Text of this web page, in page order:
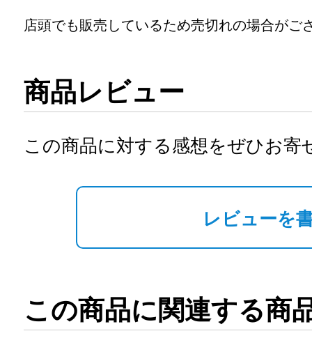
店頭でも販売しているため売切れの場合がご
商品レビュー
この商品に対する感想をぜひお寄
レビューを
この商品に関連する商